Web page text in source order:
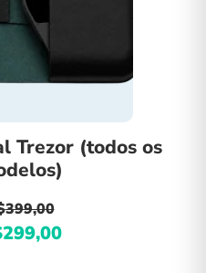
Trezor (todos os
399,00
299,00O